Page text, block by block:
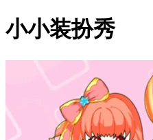
小小装扮秀